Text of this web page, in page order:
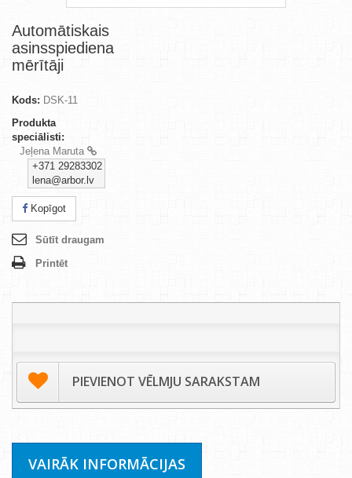
Automātiskais
asinsspiediena
mērītāji
Kods: DSK-11
Produkta
speciālisti:
Jeļena Maruta
+371 29283302
lena@arbor.lv
Kopīgot
Sūtīt draugam
Printēt
PIEVIENOT VĒLMJU SARAKSTAM
VAIRĀK INFORMĀCIJAS